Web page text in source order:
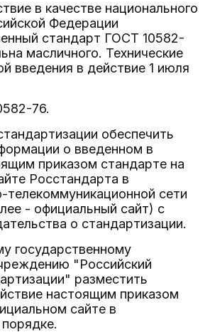
в качестве национального
Федерации
стандарт ГОСТ 10582-
масличного. Технические
введения в действие 1 июля
76.
обеспечить
о введенном в
приказом стандарте на
Росстандарта в
сети
- официальный сайт) с
о стандартизации.
государственному
"Российский
разместить
настоящим приказом
сайте в